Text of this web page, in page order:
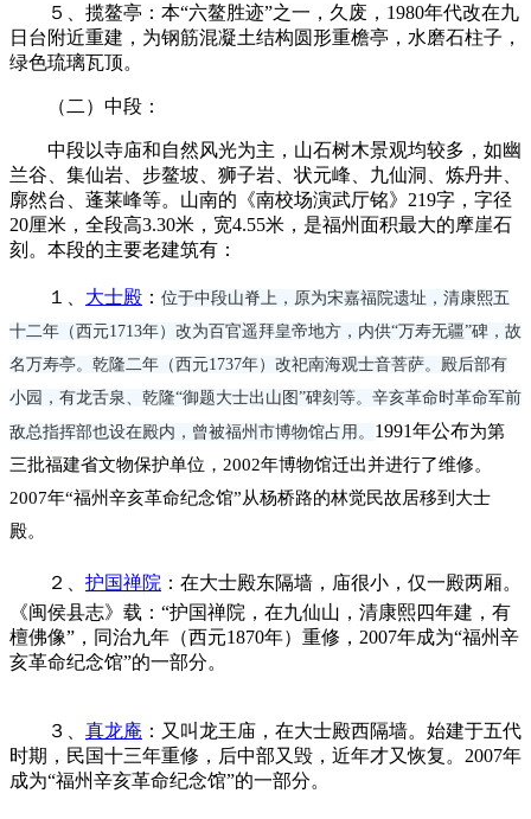
５、揽鳌亭：本“六鳌胜迹”之一，久废，1980年代改在九
日台附近重建，为钢筋混凝土结构圆形重檐亭，水磨石柱子，
绿色琉璃瓦顶。
（二）中段：
中段以寺庙和自然风光为主，山石树木景观均较多，如幽
兰谷、集仙岩、步鳌坡、狮子岩、状元峰、九仙洞、炼丹井、
廓然台、蓬莱峰等。山南的《南校场演武厅铭》219字，字径
20厘米，全段高3.30米，宽4.55米，是福州面积最大的摩崖石
刻。 本段的主要老建筑有：
１、 大士殿 ： 位于中段山脊上，原为宋嘉福院遗址，清康熙五
十二年（西元1713年）改为百官遥拜皇帝地方，内供“万寿无疆”碑，故
名万寿亭。乾隆二年（西元1737年）改祀南海观士音菩萨。殿后部有
小园，有龙舌泉、乾隆“御题大士出山图”碑刻等。辛亥革命时革命军前
敌总指挥部也设在殿内，曾被福州市博物馆占用。 1991年公布为第
三批福建省文物保护单位，2002年博物馆迁出并进行了维修。
2007年“福州辛亥革命纪念馆”从杨桥路的林觉民故居移到大士
殿。
２、 护国禅院 ：在大士殿东隔墙，庙很小，仅一殿两厢。
《闽侯县志》载：“护国禅院，在九仙山，清康熙四年建，有
檀佛像”，同治九年（西元1870年）重修，2007年成为“福州辛
亥革命纪念馆”的一部分。
３、 真龙庵 ：又叫龙王庙，在大士殿西隔墙。始建于五代
时期，民国十三年重修，后中部又毁，近年才又恢复。2007年
成为“福州辛亥革命纪念馆”的一部分。